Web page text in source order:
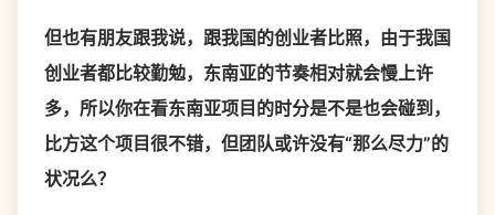
但也有朋友跟我说，跟我国的创业者比照，由于我国
创业者都比较勤勉，东南亚的节奏相对就会慢上许
多，所以你在看东南亚项目的时分是不是也会碰到，
比方这个项目很不错，但团队或许没有“那么尽力”的
状况么？